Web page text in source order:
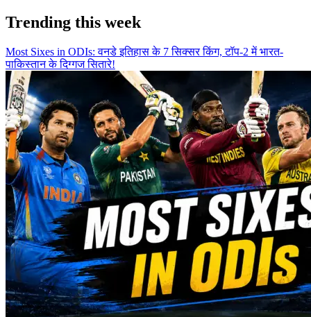
Trending this week
Most Sixes in ODIs: वनडे इतिहास के 7 सिक्सर किंग, टॉप-2 में भारत-
पाकिस्तान के दिग्गज सितारे!